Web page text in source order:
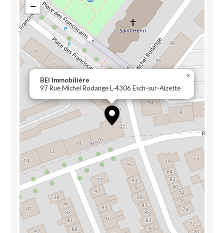
BEI Immobilière
97 Rue Michel Rodange L-4306 Esch-sur-Alzette
×
−